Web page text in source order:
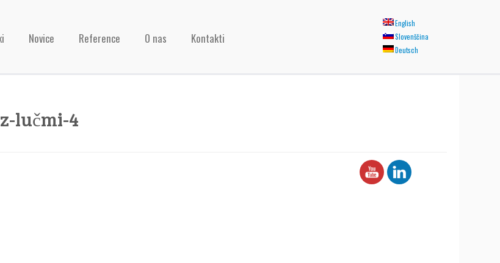
English
Slovenščina
Deutsch
Novice Reference O nas Kontakti
lučmi-4